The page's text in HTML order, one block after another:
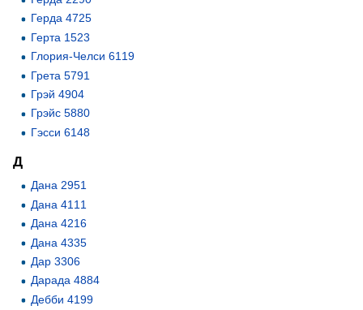
Герда 4725
Герта 1523
Глория-Челси 6119
Грета 5791
Грэй 4904
Грэйс 5880
Гэсси 6148
Д
Дана 2951
Дана 4111
Дана 4216
Дана 4335
Дар 3306
Дарада 4884
Дебби 4199